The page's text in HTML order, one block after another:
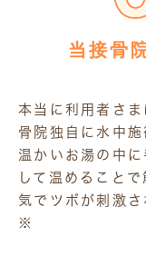
当接骨
本当に利用者さ
骨院独自に水中
温かいお湯の中
して温めること
気でツボが刺激
※